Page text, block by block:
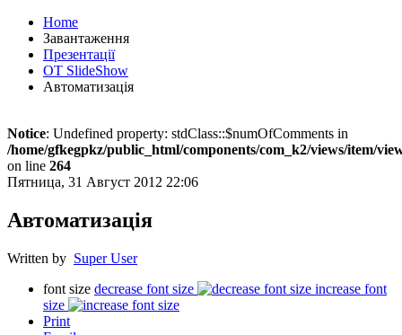
Home
Завантаження
Презентації
OT SlideShow
Автоматизація
Notice: Undefined property: stdClass::$numOfComments in
/home/gfkegpkz/public_html/components/com_k2/views/item/
on line 264
Пятница, 31 Август 2012 22:06
Автоматизація
Written by Super User
font size decrease font size
increase font
size
Print